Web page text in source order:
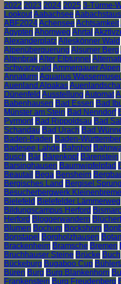
2022 2023 2024 2025 3-Türme-
LookoutAabachsee
ABF2024AchenseeAchtsamkeit
Ägypten Ahornweg Ahrtal
Alexanderplatz Alleskönner Wald
Alpenüberquerung Alsumer Berg
AltenbrakAlter Elbtunnel
Schwarzwald Ammergauer Alpen
AnnaturmAquarius
Auenland Alpakas
Dünenfeld Ausstellung Automat
Babenhausen Bad Essen Bad
Münster am Stein Bad Nenndorf
Pyrmont Bad Rippoldsau Bad
Schandau Bad Urach Bad
Baden-Baden Baden-
Badesee Lahde Bahnhof
Busch Bär Bärenkopf Bärenstein
Barsinghausen Baumwipfelpfad
Beautail
Bega Bensheim
Bergisches Land Bergisel
Besucherbergwerk
Bielefeld Bielefelder Lämmerweg
Bildungscampus Herford
Herford Bloggerwandern
Blumen Bochum Bockshorn
Bonstapel Borgholzhausen
Brackenheim Bramsche Bremen
Bruchhauser Steine Brücke Buch
Bückeburg Bugaboo Cup
Büren Burg Burg Blankenhorn
Frankenstein Burg Freudenberg